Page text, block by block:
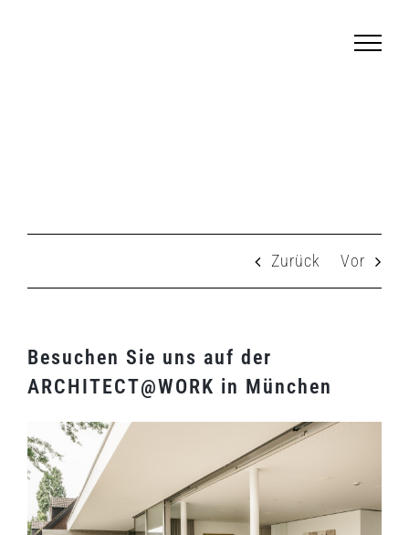
Zurück Vor
Besuchen Sie uns auf der
ARCHITECT@WORK in München
Zeige
grösseres
Bild